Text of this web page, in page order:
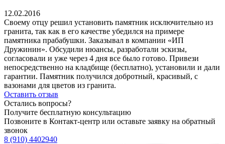
12.02.2016
Своему отцу решил установить памятник исключительно из
гранита, так как в его качестве убедился на примере
памятника прабабушки. Заказывал в компании «ИП
Дружинин». Обсудили нюансы, разработали эскизы,
согласовали и уже через 4 дня все было готово. Привези
непосредственно на кладбище (бесплатно), установили и дали
гарантии. Памятник получился добротный, красивый, с
вазонами для цветов из гранита.
Оставить отзыв
Остались вопросы?
Получите бесплатную консультацию
Позвоните в Контакт-центр или оставьте заявку на обратный
звонок
8 (910) 4402940